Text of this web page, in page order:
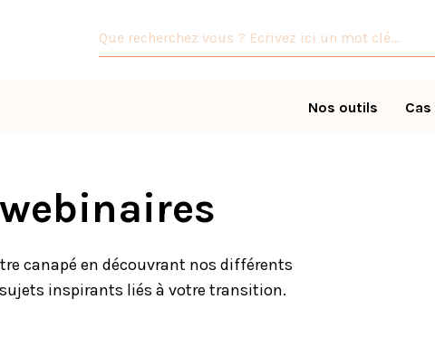
Nos outils
canapé en découvrant nos différents
inspirants liés à votre transition.